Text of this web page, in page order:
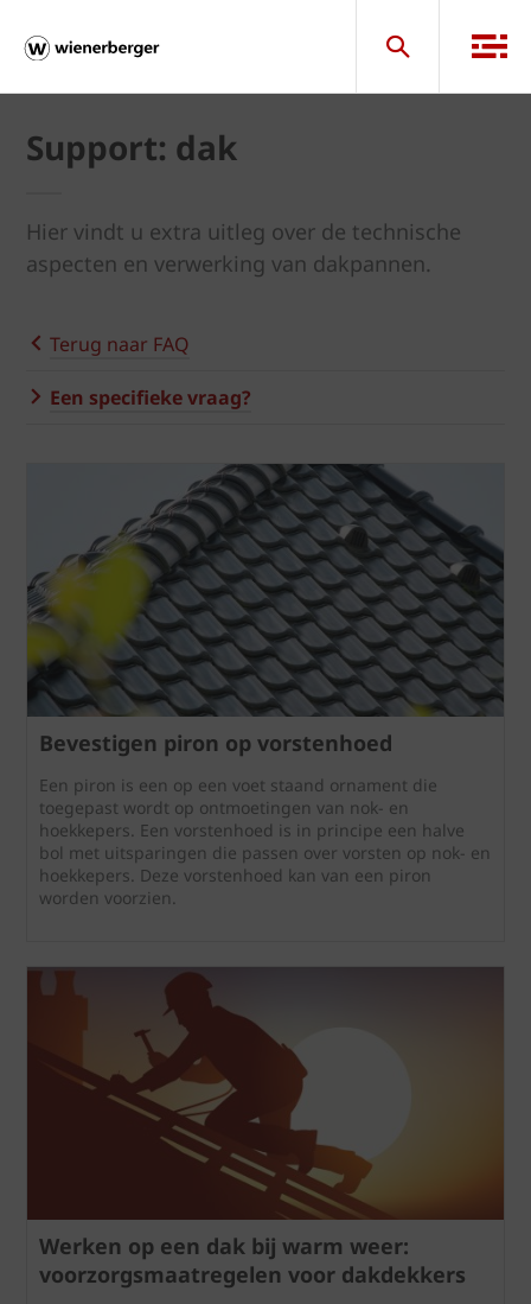
Support: dak
Hier vindt u extra uitleg over de technische
aspecten en verwerking van dakpannen.
Terug naar FAQ
Een specifieke vraag?
Bevestigen piron op vorstenhoed
Een piron is een op een voet staand ornament die
toegepast wordt op ontmoetingen van nok- en
hoekkepers. Een vorstenhoed is in principe een halve
bol met uitsparingen die passen over vorsten op nok- en
hoekkepers. Deze vorstenhoed kan van een piron
worden voorzien.
Werken op een dak bij warm weer:
voorzorgsmaatregelen voor dakdekkers